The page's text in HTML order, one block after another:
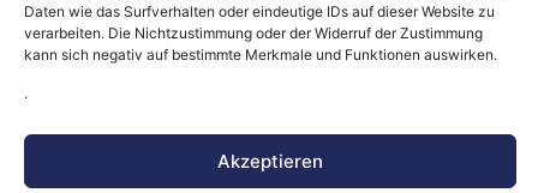
Daten wie das Surfverhalten oder eindeutige IDs auf dieser Website zu
verarbeiten. Die Nichtzustimmung oder der Widerruf der Zustimmung
kann sich negativ auf bestimmte Merkmale und Funktionen auswirken.
.
Akzeptieren